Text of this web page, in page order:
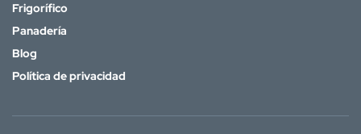
Frigorífico
Panadería
Blog
Política de privacidad